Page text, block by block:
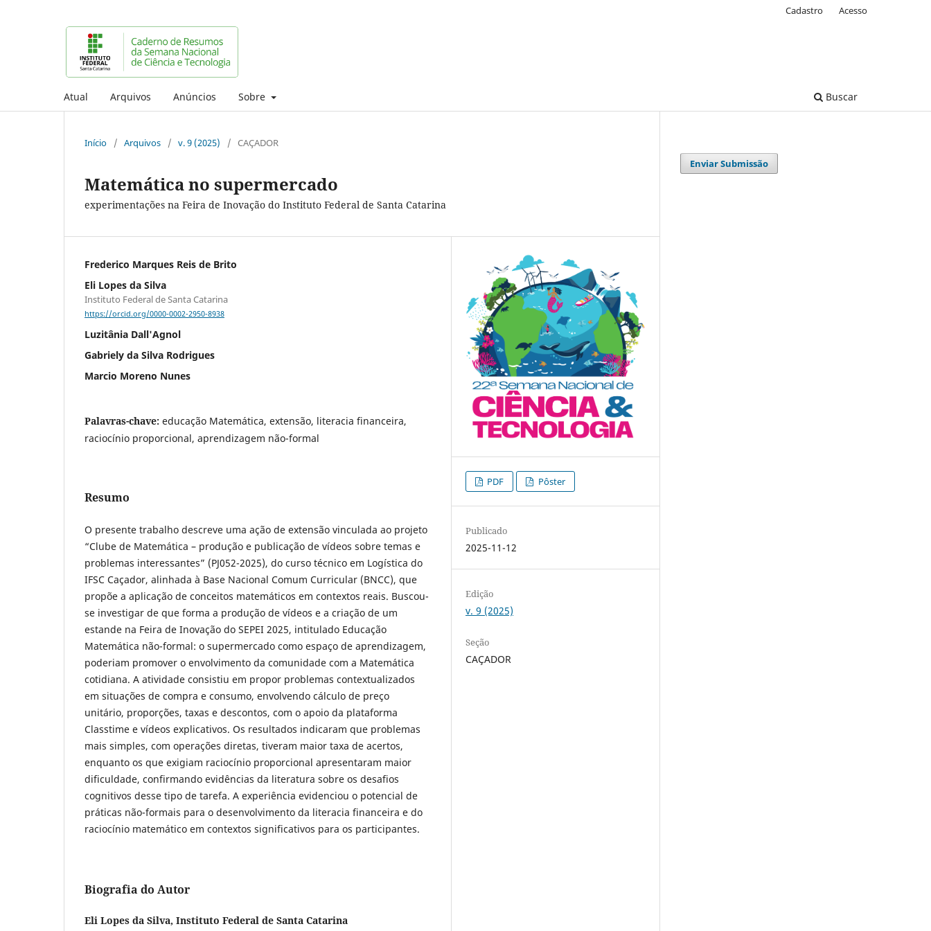
Atual Arquivos Anúncios Sobre Buscar
Cadastro Acesso
Início / Arquivos / v. 9 (2025) / CAÇADOR
Matemática no supermercado
experimentações na Feira de Inovação do Instituto Federal de Santa Catarina
Frederico Marques Reis de Brito
Eli Lopes da Silva
Instituto Federal de Santa Catarina
https://orcid.org/0000-0002-2950-8938
Luzitânia Dall'Agnol
Gabriely da Silva Rodrigues
Marcio Moreno Nunes
Palavras-chave: educação Matemática, extensão, literacia financeira,
raciocínio proporcional, aprendizagem não-formal
Resumo
O presente trabalho descreve uma ação de extensão vinculada ao projeto
“Clube de Matemática – produção e publicação de vídeos sobre temas e
problemas interessantes” (PJ052-2025), do curso técnico em Logística do
IFSC Caçador, alinhada à Base Nacional Comum Curricular (BNCC), que
propõe a aplicação de conceitos matemáticos em contextos reais. Buscou-
se investigar de que forma a produção de vídeos e a criação de um
estande na Feira de Inovação do SEPEI 2025, intitulado Educação
Matemática não-formal: o supermercado como espaço de aprendizagem,
poderiam promover o envolvimento da comunidade com a Matemática
cotidiana. A atividade consistiu em propor problemas contextualizados
em situações de compra e consumo, envolvendo cálculo de preço
unitário, proporções, taxas e descontos, com o apoio da plataforma
Classtime e vídeos explicativos. Os resultados indicaram que problemas
mais simples, com operações diretas, tiveram maior taxa de acertos,
enquanto os que exigiam raciocínio proporcional apresentaram maior
dificuldade, confirmando evidências da literatura sobre os desafios
cognitivos desse tipo de tarefa. A experiência evidenciou o potencial de
práticas não-formais para o desenvolvimento da literacia financeira e do
raciocínio matemático em contextos significativos para os participantes.
Biografia do Autor
Eli Lopes da Silva, Instituto Federal de Santa Catarina
PDF Pôster
Publicado
2025-11-12
Edição
v. 9 (2025)
Seção
CAÇADOR
Enviar Submissão